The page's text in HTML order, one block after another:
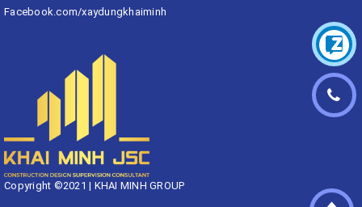
Facebook.com/xaydungkhaiminh
Copyright ©2021 | KHAI MINH GROUP